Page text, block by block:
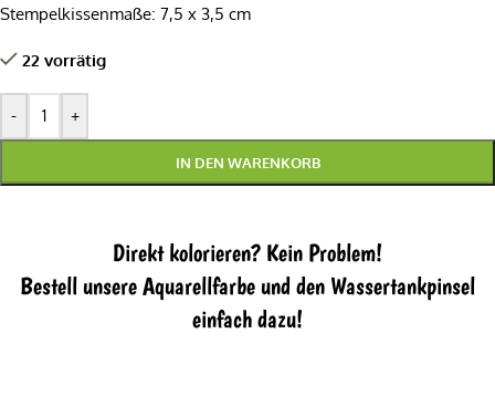
Stempelkissenmaße: 7,5 x 3,5 cm
22 vorrätig
- +
IN DEN WARENKORB
Direkt kolorieren? Kein Problem!
Bestell unsere Aquarellfarbe und den Wassertankpinsel
einfach dazu!